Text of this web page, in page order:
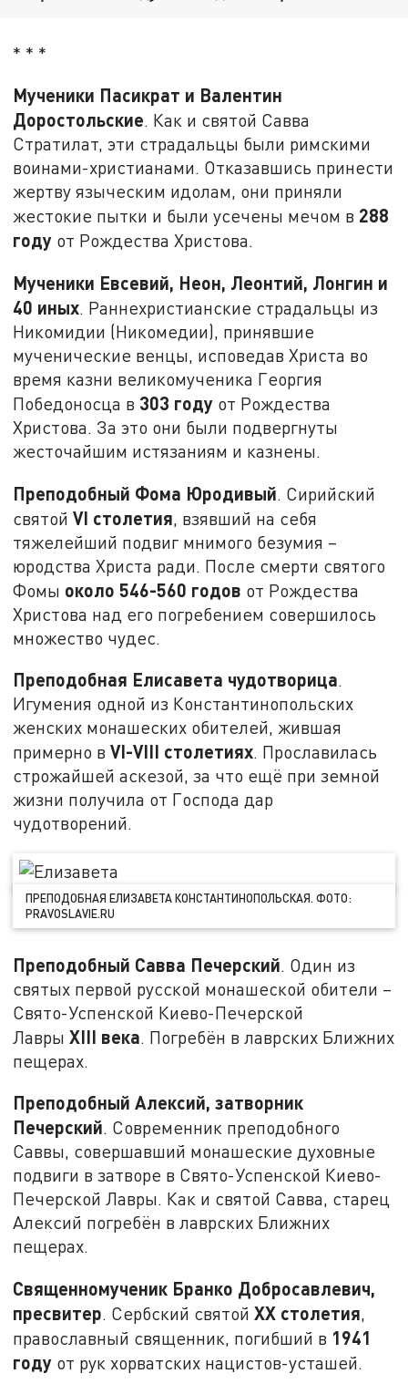
* * *
Мученики Пасикрат и Валентин
Доростольские. Как и святой Савва
Стратилат, эти страдальцы были римскими
воинами-христианами. Отказавшись принести
жертву языческим идолам, они приняли
жестокие пытки и были усечены мечом в 288
году от Рождества Христова.
Мученики Евсевий, Неон, Леонтий, Лонгин и
40 иных. Раннехристианские страдальцы из
Никомидии (Никомедии), принявшие
мученические венцы, исповедав Христа во
время казни великомученика Георгия
Победоносца в 303 году от Рождества
Христова. За это они были подвергнуты
жесточайшим истязаниям и казнены.
Преподобный Фома Юродивый. Сирийский
святойVI столетия, взявший на себя
тяжелейший подвиг мнимого безумия –
юродства Христа ради. После смерти святого
Фомы около 546-560 годов от Рождества
Христова над его погребением совершилось
множество чудес.
Преподобная Елисавета чудотворица.
Игумения одной из Константинопольских
женских монашеских обителей, жившая
примерно вVI-VIII столетиях. Прославилась
строжайшей аскезой, за что ещё при земной
жизни получила от Господа дар
чудотворений.
ПРЕПОДОБНАЯ ЕЛИЗАВЕТА КОНСТАНТИНОПОЛЬСКАЯ. ФОТО:
PRAVOSLAVIE.RU
Преподобный Савва Печерский . Один из
святых первой русской монашеской обители –
Свято-Успенской Киево-Печерской
ЛаврыXIII века . Погребён в лаврских Ближних
пещерах.
Преподобный Алексий, затворник
Печерский. Современник преподобного
Саввы, совершавший монашеские духовные
подвиги в затворе в Свято-Успенской Киево-
Печерской Лавры. Как и святой Савва, старец
Алексий погребён в лаврских Ближних
пещерах.
Священномученик Бранко Добросавлевич,
пресвитер. Сербский святойXX столетия,
православный священник, погибший в 1941
году от рук хорватских нацистов-усташей.